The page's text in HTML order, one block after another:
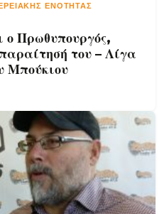
ΕΝΌΤΗΤΑΣ
Πρωθυπουργός,
του – Λίγα
Μπούκιου